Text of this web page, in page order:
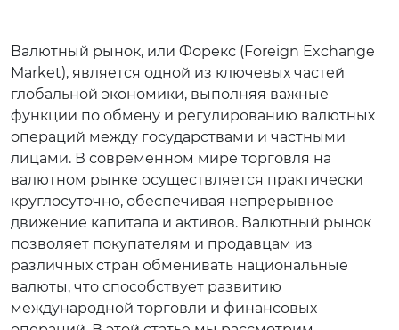
Валютный рынок, или Форекс (Foreign Exchange
Market), является одной из ключевых частей
глобальной экономики, выполняя важные
функции по обмену и регулированию валютных
операций между государствами и частными
лицами. В современном мире торговля на
валютном рынке осуществляется практически
круглосуточно, обеспечивая непрерывное
движение капитала и активов. Валютный рынок
позволяет покупателям и продавцам из
различных стран обменивать национальные
валюты, что способствует развитию
международной торговли и финансовых